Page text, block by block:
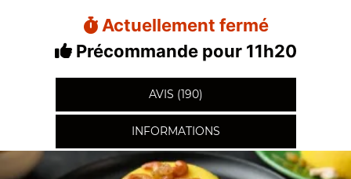
Actuellement fermé
Précommande pour 11h20
AVIS (190)
INFORMATIONS